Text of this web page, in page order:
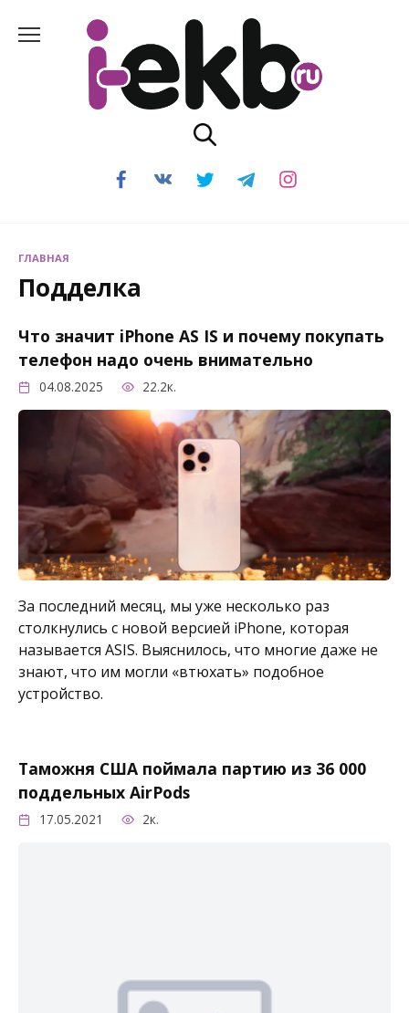
содержанию
ГЛАВНАЯ
Подделка
Что значит iPhone AS IS и почему покупать
телефон надо очень внимательно
04.08.2025 22.2к.
За последний месяц, мы уже несколько раз
столкнулись с новой версией iPhone, которая
называется ASIS. Выяснилось, что многие даже не
знают, что им могли «втюхать» подобное
устройство.
Таможня США поймала партию из 36 000
поддельных AirPods
17.05.2021 2к.